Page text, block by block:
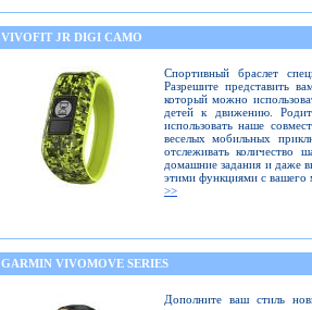
VIVOFIT JR DIGI CAMO
Спортивный браслет
Разрешите представить
который можно
детей к движению.
использовать наше
веселых мобильных
отслеживать количество
домашние задания и даже
этими функциями с вашего
>>
GARMIN VIVOMOVE SERIES
Дополните ваш стиль